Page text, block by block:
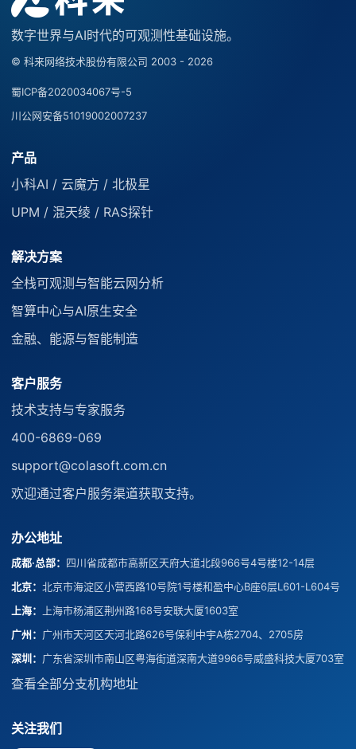
数字世界与AI时代的可观测性基础设施。
© 科来网络技术股份有限公司 2003 - 2026
蜀ICP备2020034067号-5
川公网安备51019002007237
产品
小科AI / 云魔方 / 北极星
UPM / 混天绫 / RAS探针
解决方案
全栈可观测与智能云网分析
智算中心与AI原生安全
金融、能源与智能制造
客户服务
技术支持与专家服务
400-6869-069
support@colasoft.com.cn
欢迎通过客户服务渠道获取支持。
办公地址
成都·总部： 四川省成都市高新区天府大道北段966号4号楼12-14层
北京： 北京市海淀区小营西路10号院1号楼和盈中心B座6层L601-L604号
上海：
上海市杨浦区荆州路168号安联大厦1603室
广州： 广州市天河区天河北路626号保利中宇A栋2704、2705房
深圳 ： 广东省深圳市南山区粤海街道深南大道9966号威盛科技大厦703室
查看全部分支机构地址
关注我们